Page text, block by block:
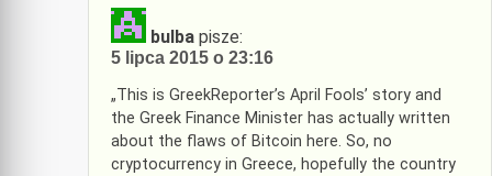
bulba pisze:
5 lipca 2015 o 23:16
„This is GreekReporter’s April Fools’ story and
the Greek Finance Minister has actually written
about the flaws of Bitcoin here. So, no
cryptocurrency in Greece, hopefully the country